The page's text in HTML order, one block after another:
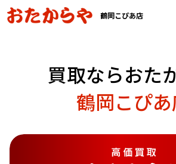
鶴岡こぴあ店
買取ならおた
鶴岡こぴ